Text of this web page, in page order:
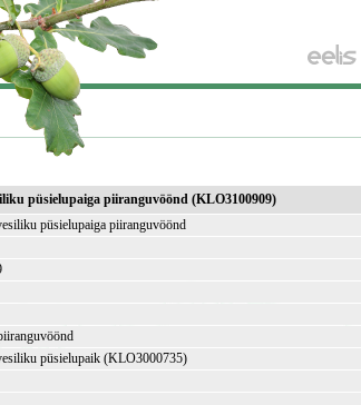
püsielupaiga piiranguvöönd (KLO3100909)
püsielupaiga piiranguvöönd
püsielupaik (KLO3000735)